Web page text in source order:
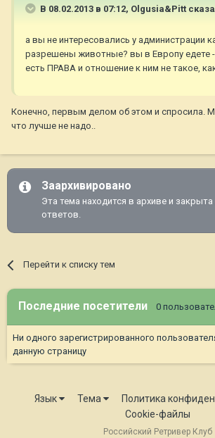
В 08.02.2013 в 07:12, Olgusia&Pitt
а вы не интересовались у администрации
разрешены животные? вы в Европу едете
есть ПРАВА и отношение к ним не такое,
Конечно, первым делом об этом и спросила.
что лучше не надо..
Заархивировано
Эта тема находится в архиве и
ответов.
Перейти к списку тем
Последние посетители 0
Ни одного зарегистрированного
данную страницу
Язык Тема
Политика
Cookie-файлы
Российский Ретривер Клуб